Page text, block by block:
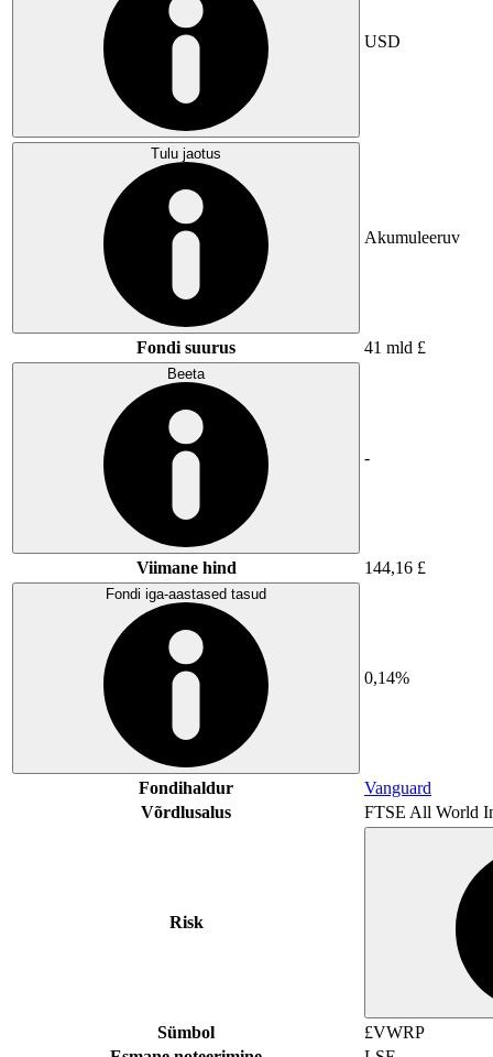
USD
Tulu jaotus
Akumuleeruv
Fondi suurus 41 mld £
Beeta
-
Viimane hind 144,16 £
Fondi iga-aastased tasud
0,14%
Fondihaldur
Vanguard
Võrdlusalus
FTSE All World
Risk
Sümbol
£VWRP